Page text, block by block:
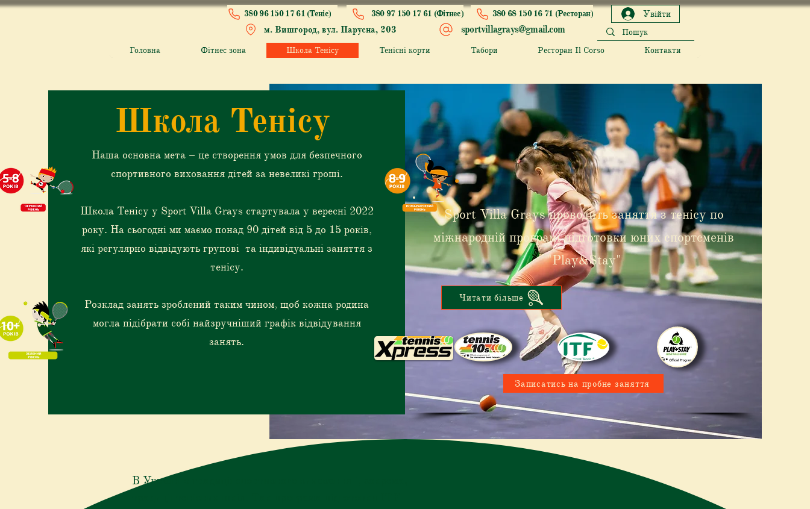
380 96 150 17 61 (Теніс) 380 97 150 17 61 (Фітнес)
м. Вишгород, вул. Парусна, 203 sportvillagrays@gmail.com
380 68 150 16 71 (Ресторан) Увійти
Головна Фітнес зона Школа Тенісу Тенісні корти Табори Ресторан Il Corso Контакти
Школа Тенісу
Наша основна мета – це створення умов для безпечного
спортивного виховання дітей за невеликі гроші.
Школа Тенісу у Sport Villa Grays стартувала у вересні 2022
року. На сьогодні ми маємо понад 90 дітей від 5 до 15 років,
які регулярно відвідують групові та індивідуальні заняття з
тенісу.
Розклад занять зроблений таким чином, щоб кожна родина
могла підібрати собі найзручніший графік відвідування
занять.
Sport Villa Grays проводить заняття з тенісу по
міжнародній програмі підготовки юних спортсменів
"Play&Stay"
Читати більше
Записатись на пробне заняття
В Україні є традиції спортивного виховання і, зокрема,